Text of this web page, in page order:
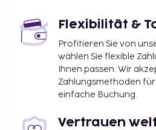
Flexibilität &
Profitieren Sie von
wählen Sie flexible
Ihnen passen. Wir
Zahlungsmethoden
einfache Buchung.
Vertrauen